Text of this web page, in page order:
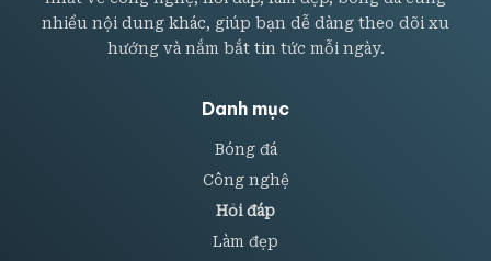
nhiều nội dung khác, giúp bạn dễ dàng theo dõi xu
hướng và nắm bắt tin tức mỗi ngày.
Danh mục
Bóng đá
Công nghệ
Hỏi đáp
Làm đẹp